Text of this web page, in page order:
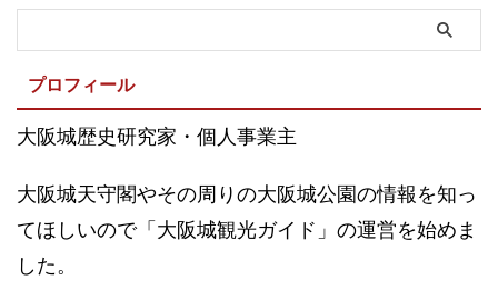
プロフィール
大阪城歴史研究家・個人事業主
大阪城天守閣やその周りの大阪城公園の情報を知っ
てほしいので「大阪城観光ガイド」の運営を始めま
した。